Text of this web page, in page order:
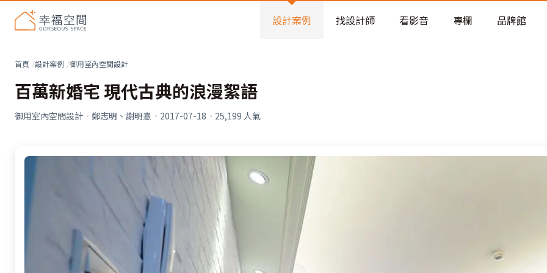
老屋預算分配與高 CP 值煥新術
設計案例 找設計師 看影音 專欄 品牌館
首頁 設計案例 御用室內空間設計
百萬新婚宅 現代古典的浪漫絮語
御用室內空間設計 · 鄭志明、謝明憙 · 2017-07-18 · 25,199 人氣